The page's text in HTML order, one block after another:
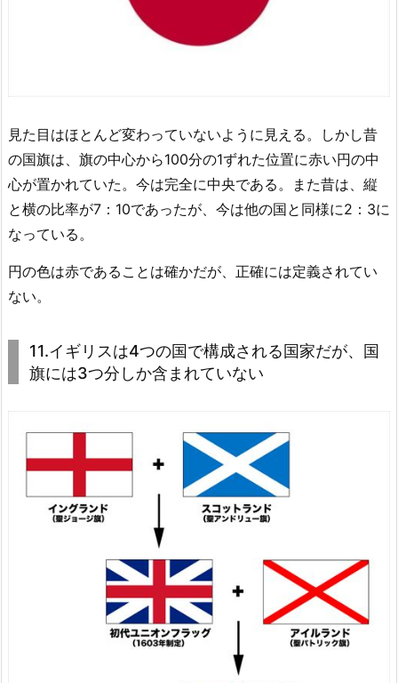
見た目はほとんど変わっていないように見える。しかし昔
の国旗は、旗の中心から100分の1ずれた位置に赤い円の中
心が置かれていた。今は完全に中央である。また昔は、縦
と横の比率が7：10であったが、今は他の国と同様に2：3に
なっている。
円の色は赤であることは確かだが、正確には定義されてい
ない。
11.イギリスは4つの国で構成される国家だが、国
旗には3つ分しか含まれていない